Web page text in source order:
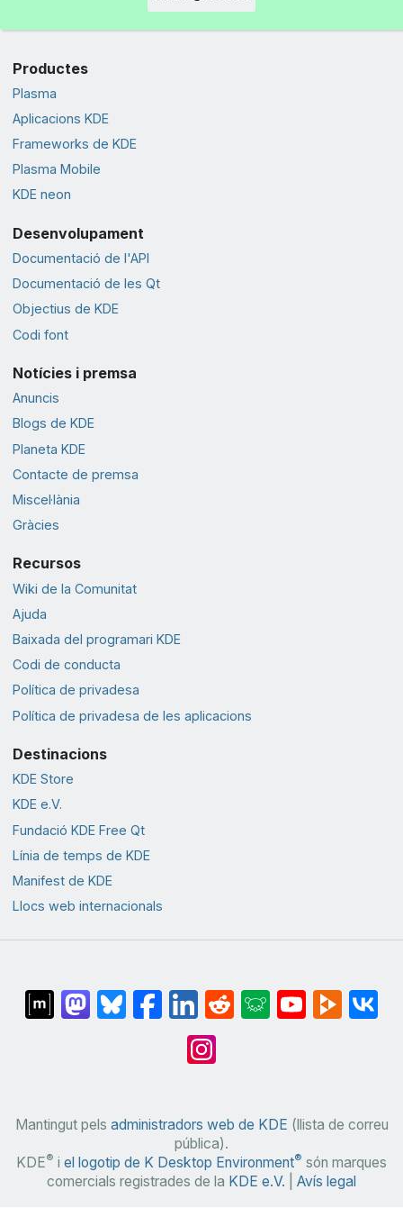
Productes
Plasma
Aplicacions KDE
Frameworks de KDE
Plasma Mobile
KDE neon
Desenvolupament
Documentació de l'API
Documentació de les Qt
Objectius de KDE
Codi font
Notícies i premsa
Anuncis
Blogs de KDE
Planeta KDE
Contacte de premsa
Miscel·lània
Gràcies
Recursos
Wiki de la Comunitat
Ajuda
Baixada del programari KDE
Codi de conducta
Política de privadesa
Política de privadesa de les aplicacions
Destinacions
KDE Store
KDE e.V.
Fundació KDE Free Qt
Línia de temps de KDE
Manifest de KDE
Llocs web internacionals
Mantingut pels administradors web de KDE (llista de correu
pública).
KDE® i el logotip de K Desktop Environment® són marques
comercials registrades de la KDE e.V. Avís legal